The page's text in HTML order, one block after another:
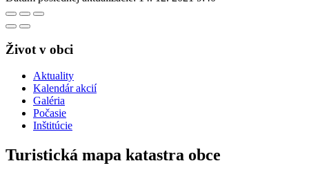
Život v obci
Aktuality
Kalendár akcií
Galéria
Počasie
Inštitúcie
Turistická mapa katastra obce